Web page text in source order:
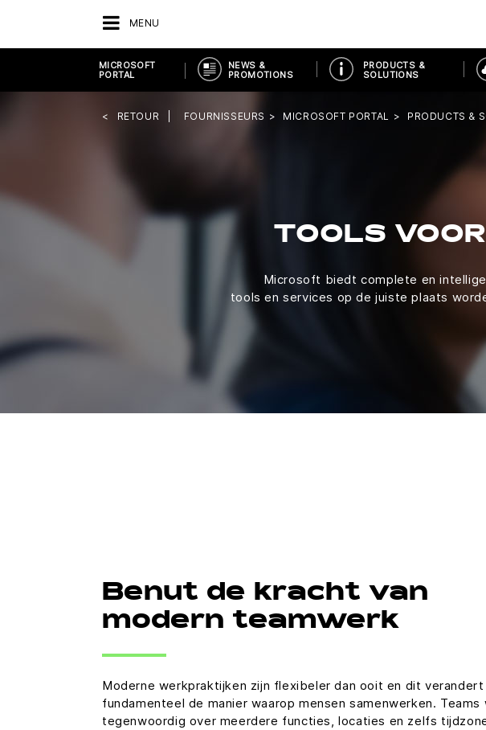
MENU
MICROSOFT
PORTAL
NEWS &
PROMOTIONS
PRODUCTS &
SOLUTIONS
RETOUR FOURNISSEURS MICROSOFT PORTAL PRODUCTS &
TOOLS
Microsoft biedt complete en
tools en services op de juiste plaats
Benut de kracht van
modern teamwerk
Moderne werkpraktijken zijn flexibeler dan ooit en dit verandert
fundamenteel de manier waarop mensen samenwerken. Teams
tegenwoordig over meerdere functies, locaties en zelfs